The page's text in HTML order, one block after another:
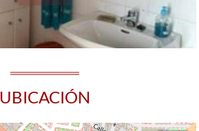
UBICACIÓN